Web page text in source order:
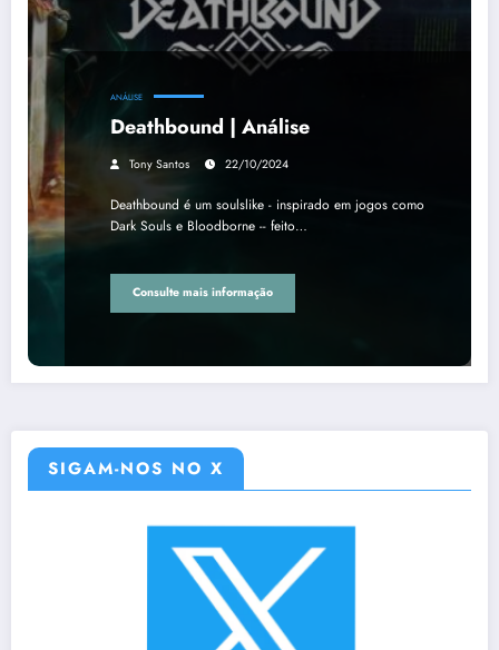
ANÁLISE
Deathbound | Análise
Tony Santos 22/10/2024
Deathbound é um soulslike - inspirado em jogos como
Dark Souls e Bloodborne -- feito…
Consulte mais informação
SIGAM-NOS NO X